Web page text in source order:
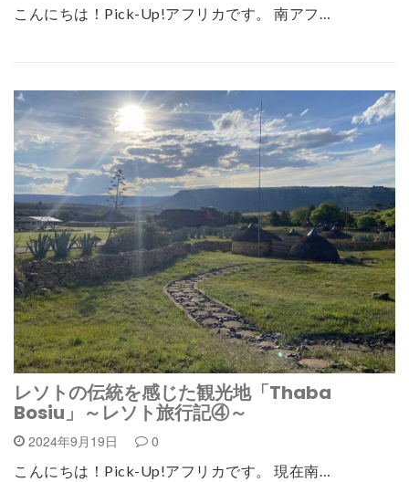
こんにちは！Pick-Up!アフリカです。 南アフ…
レソトの伝統を感じた観光地「Thaba
Bosiu」～レソト旅行記④～
2024年9月19日 0
こんにちは！Pick-Up!アフリカです。 現在南…